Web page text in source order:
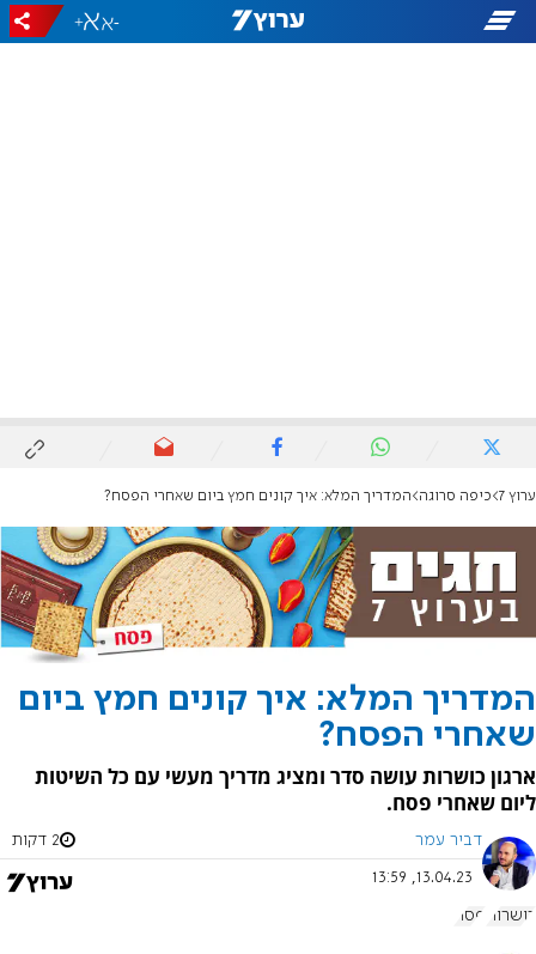
-
+
ערוץ 7 כיפה סרוגה המדריך המלא: איך קונים חמץ ביום שאחרי הפסח?
המדריך המלא: איך קונים חמץ ביום
שאחרי הפסח?
ארגון כושרות עושה סדר ומציג מדריך מעשי עם כל השיטות
ליום שאחרי פסח.
דביר עמר 2 דקות
13.04.23, 13:59
כושרות פסח